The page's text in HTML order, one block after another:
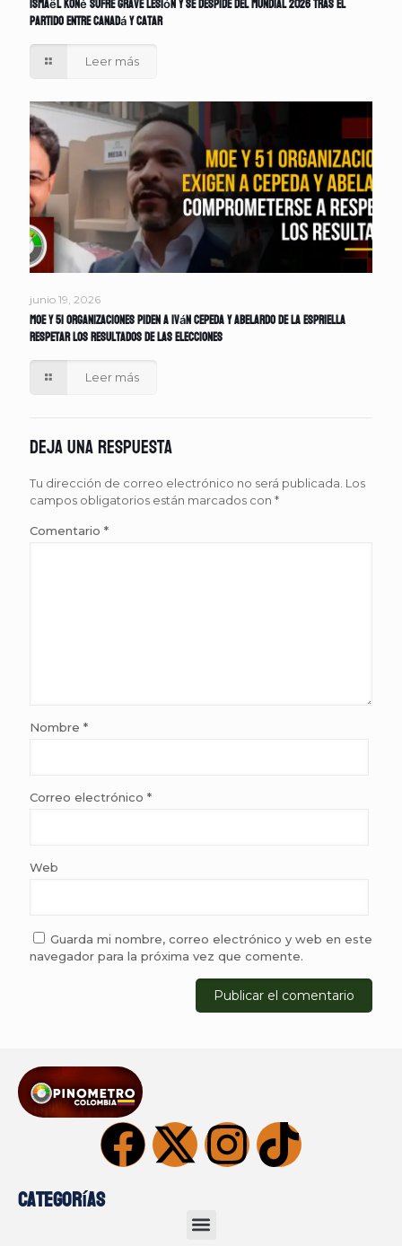
Ismaël Koné sufre grave lesión y se despide del Mundial 2026 tras el
partido entre Canadá y Catar
Leer más
junio 19, 2026
MOE y 51 organizaciones piden a Iván Cepeda y Abelardo de la Espriella
respetar los resultados de las elecciones
Leer más
Deja una respuesta
Tu dirección de correo electrónico no será publicada. Los
campos obligatorios están marcados con *
Comentario *
Nombre *
Correo electrónico *
Web
Guarda mi nombre, correo electrónico y web en este
navegador para la próxima vez que comente.
Categorías